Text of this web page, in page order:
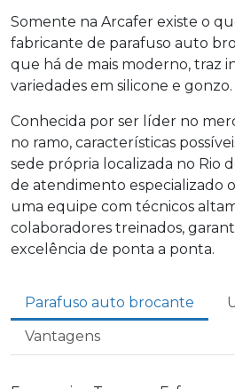
Somente na Arcafer existe o
fabricante de parafuso auto
que há de mais moderno, traz
variedades em silicone e gonzo.
Conhecida por ser líder no
no ramo, características
sede própria localizada no Rio
de atendimento especializado
uma equipe com técnicos
colaboradores treinados,
excelência de ponta a ponta.
Parafuso auto brocante
Vantagens